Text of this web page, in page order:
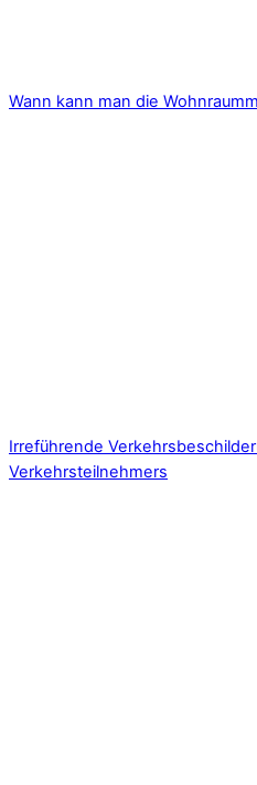
Wann kann man die
Irreführende
Verkehrsteilnehmers